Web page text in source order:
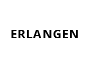
ERLANGEN